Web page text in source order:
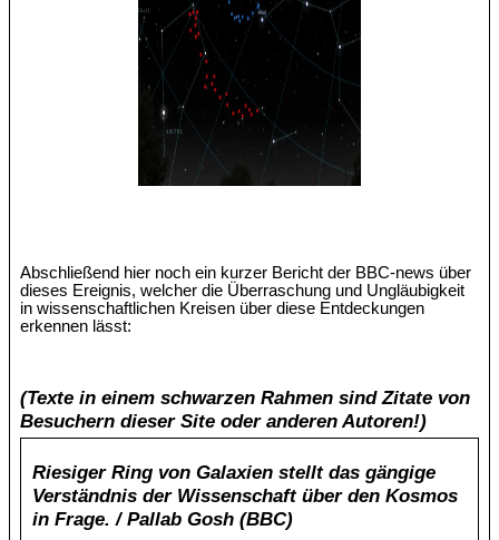
Abschließend hier noch ein kurzer Bericht der BBC-news über
dieses Ereignis, welcher die Überraschung und Ungläubigkeit
in wissenschaftlichen Kreisen über diese Entdeckungen
erkennen lässt:
(Texte in einem schwarzen Rahmen sind Zitate von
Besuchern dieser Site oder anderen Autoren!)
Riesiger Ring von Galaxien stellt das gängige
Verständnis der Wissenschaft über den Kosmos
in Frage. / Pallab Gosh (BBC)